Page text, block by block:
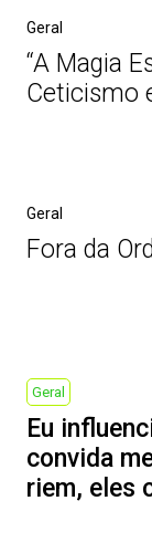
Geral
“A Magia
Ceticismo
Geral
Fora da
Previous
Post
Geral
Eu
convida
riem, eles